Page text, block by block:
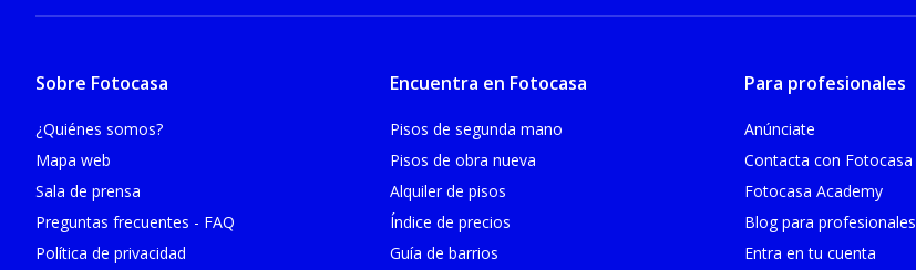
Sobre Fotocasa
¿Quiénes somos?
Mapa web
Sala de prensa
Preguntas frecuentes - FAQ
Política de privacidad
Encuentra en Fotocasa
Pisos de segunda mano
Pisos de obra nueva
Alquiler de pisos
Índice de precios
Guía de barrios
Para profesionales
Anúnciate
Contacta con Fotocasa
Fotocasa Academy
Blog para profesionales
Entra en tu cuenta